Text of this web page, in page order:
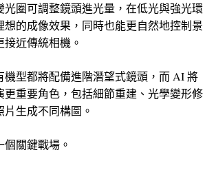
光圈可調整鏡頭進光量，在低光與強光環
想的成像效果，同時也能更自然地控制景
近傳統相機。
機型都將配備進階潛望式鏡頭，而 AI 將
更重要角色，包括細節重建、光學變形修
生成不同構圖。
關鍵戰場。